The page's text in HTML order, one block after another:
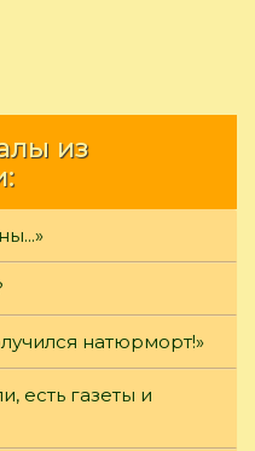
из
натюрморт!»
есть газеты и